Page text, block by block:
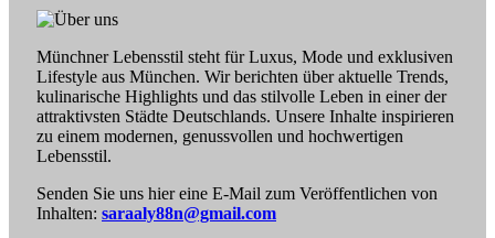
Münchner Lebensstil steht für Luxus, Mode und exklusiven
Lifestyle aus München. Wir berichten über aktuelle Trends,
kulinarische Highlights und das stilvolle Leben in einer der
attraktivsten Städte Deutschlands. Unsere Inhalte inspirieren
zu einem modernen, genussvollen und hochwertigen
Lebensstil.
Senden Sie uns hier eine E-Mail zum Veröffentlichen von
Inhalten: saraaly88n@gmail.com